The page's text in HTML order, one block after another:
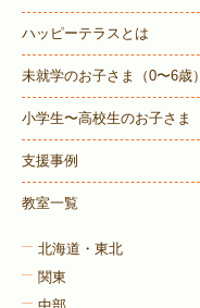
ハッピーテラスとは
未就学のお子さま （0〜6歳）
小学生〜高校生のお子さま
支援事例
教室一覧
北海道・東北
関東